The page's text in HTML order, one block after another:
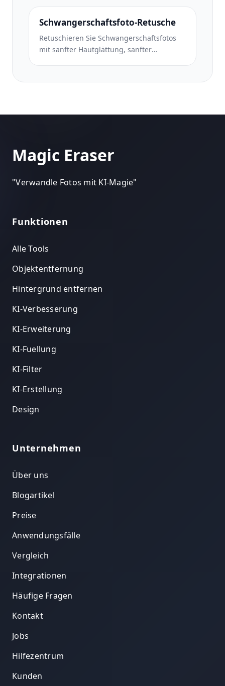
Requisiten und Ablenkungen und
druckfertigen Größen für Ankündigungen
und Wandkunst.
Schwangerschaftsfoto-Retusche
Retuschieren Sie Schwangerschaftsfotos
mit sanfter Hautglättung, sanfter
zeitlosen Schwangerschaftsporträt-Look.
Magic Eraser
"Verwandle Fotos mit KI-Magie"
Funktionen
Alle Tools
Objektentfernung
Hintergrund entfernen
KI-Verbesserung
KI-Erweiterung
KI-Fuellung
KI-Filter
KI-Erstellung
Design
Unternehmen
Über uns
Blogartikel
Preise
Anwendungsfälle
Vergleich
Integrationen
Häufige Fragen
Kontakt
Jobs
Hilfezentrum
Kunden